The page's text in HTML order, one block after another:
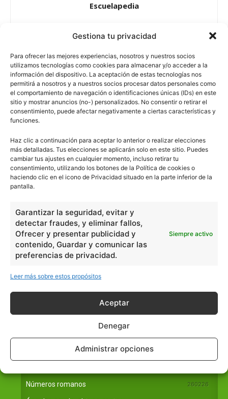
Gestiona tu privacidad
Para ofrecer las mejores experiencias, nosotros y nuestros socios
utilizamos tecnologías como cookies para almacenar y/o acceder a la
información del dispositivo. La aceptación de estas tecnologías nos
permitirá a nosotros y a nuestros socios procesar datos personales como
el comportamiento de navegación o identificaciones únicas (IDs) en este
sitio y mostrar anuncios (no-) personalizados. No consentir o retirar el
consentimiento, puede afectar negativamente a ciertas características y
funciones.
Haz clic a continuación para aceptar lo anterior o realizar elecciones
más detalladas. Tus elecciones se aplicarán solo en este sitio. Puedes
cambiar tus ajustes en cualquier momento, incluso retirar tu
consentimiento, utilizando los botones de la Política de cookies o
haciendo clic en el icono de Privacidad situado en la parte inferior de la
pantalla.
Garantizar la seguridad, evitar y
detectar fraudes, y eliminar fallos,
Ofrecer y presentar publicidad y
contenido, Guardar y comunicar las
preferencias de privacidad.
Siempre activo
Leer más sobre estos propósitos
Aceptar
Denegar
Administrar opciones
Escuelapedia
escuelapedia
Nuestros articulos son redactados y publicados bajo
licencia de uso libre. El usuario puede reproducir y hacer
obras derivadas de todos los contenidos disponibles en
informaciónaquí.
Básico
Ciencias
2072
Filosofía
Varios
1185
Números romanos 260226